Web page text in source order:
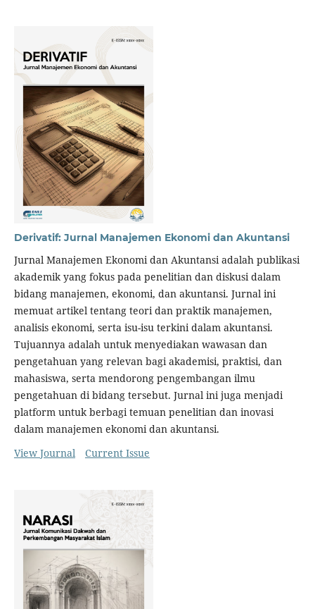
Derivatif: Jurnal Manajemen Ekonomi dan Akuntansi
Jurnal Manajemen Ekonomi dan Akuntansi adalah publikasi
akademik yang fokus pada penelitian dan diskusi dalam
bidang manajemen, ekonomi, dan akuntansi. Jurnal ini
memuat artikel tentang teori dan praktik manajemen,
analisis ekonomi, serta isu-isu terkini dalam akuntansi.
Tujuannya adalah untuk menyediakan wawasan dan
pengetahuan yang relevan bagi akademisi, praktisi, dan
mahasiswa, serta mendorong pengembangan ilmu
pengetahuan di bidang tersebut. Jurnal ini juga menjadi
platform untuk berbagi temuan penelitian dan inovasi
dalam manajemen ekonomi dan akuntansi.
View Journal
Current Issue